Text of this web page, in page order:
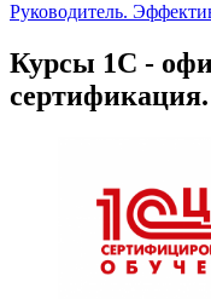
Руководитель.
Курсы 1С -
сертификация.